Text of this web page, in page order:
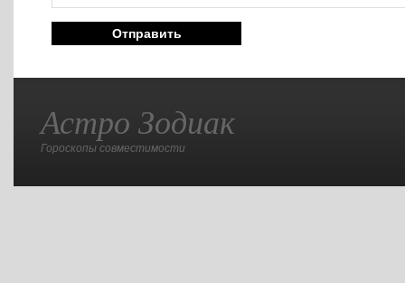
Астро Зодиак
Гороскопы совместимости